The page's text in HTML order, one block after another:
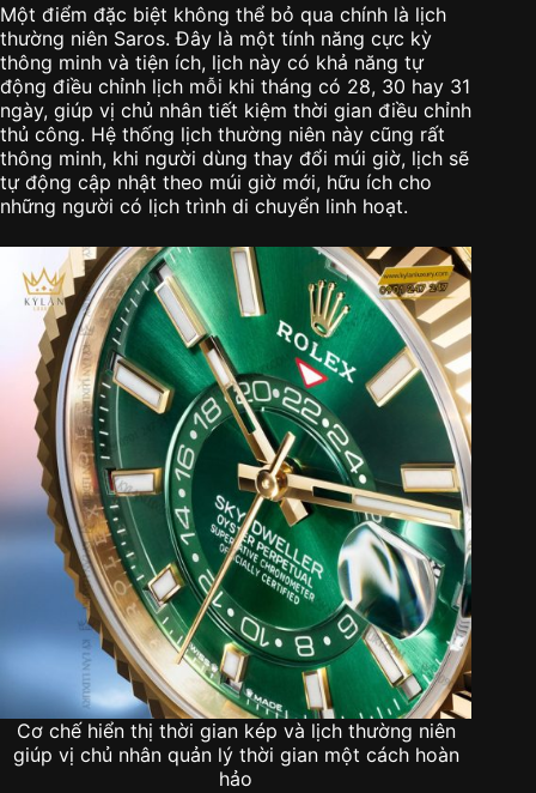
Một điểm đặc biệt không thể bỏ qua chính là lịch
thường niên Saros. Đây là một tính năng cực kỳ
thông minh và tiện ích, lịch này có khả năng tự
động điều chỉnh lịch mỗi khi tháng có 28, 30 hay 31
ngày, giúp vị chủ nhân tiết kiệm thời gian điều chỉnh
thủ công. Hệ thống lịch thường niên này cũng rất
thông minh, khi người dùng thay đổi múi giờ, lịch sẽ
tự động cập nhật theo múi giờ mới, hữu ích cho
những người có lịch trình di chuyển linh hoạt.
Cơ chế hiển thị thời gian kép và lịch thường niên
giúp vị chủ nhân quản lý thời gian một cách hoàn
hảo